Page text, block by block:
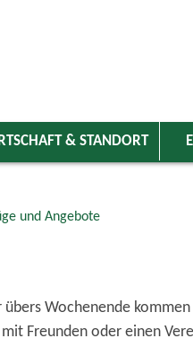
& STANDORT
und Angebote
übers Wochenende kommen
Freunden oder einen